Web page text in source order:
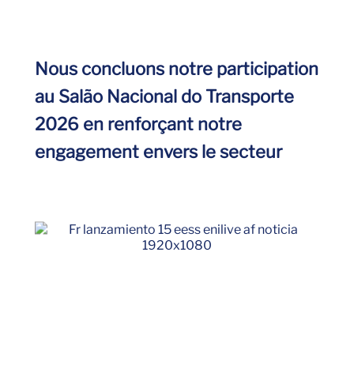
Nous concluons notre participation
au Salão Nacional do Transporte
2026 en renforçant notre
engagement envers le secteur